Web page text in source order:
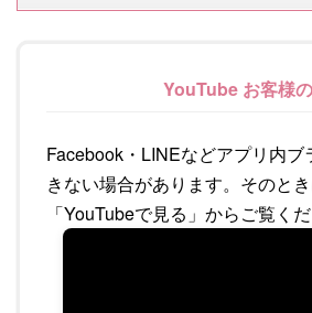
YouTube お客様
Facebook・LINEなどアプリ内
きない場合があります。そのと
「YouTubeで見る」からご覧くだ